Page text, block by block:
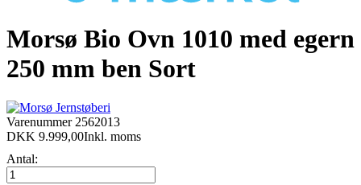
Morsø Bio Ovn 1010 med egern
250 mm ben Sort
Varenummer 2562013
DKK 9.999,00Inkl. moms
Antal: